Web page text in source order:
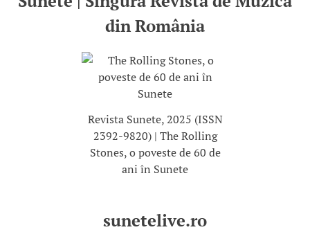
din România
Revista Sunete, 2025 (ISSN
2392-9820) | The Rolling
Stones, o poveste de 60 de
ani în Sunete
sunetelive.ro